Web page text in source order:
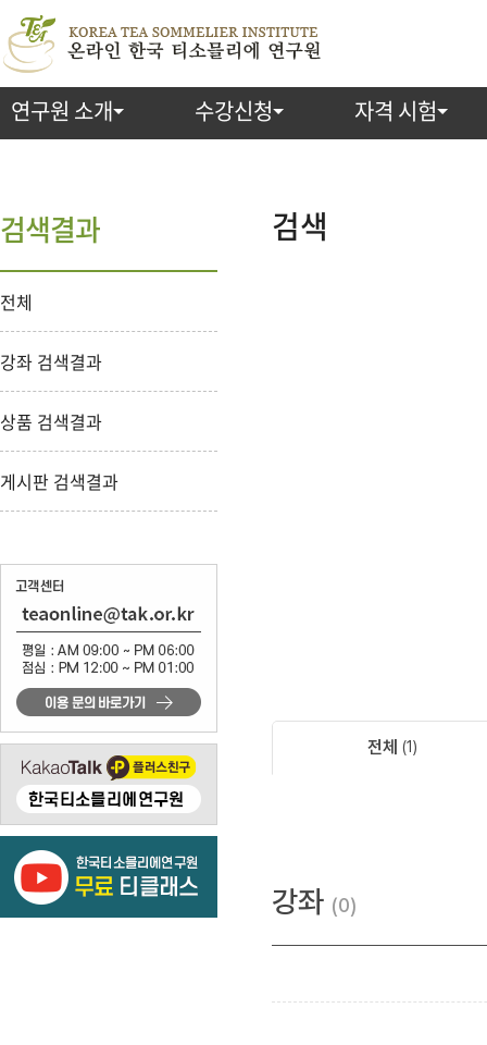
연구원 소개 수강신청 자격 시험
검색
전체 1
강좌 0
검색결과
전체
강좌 검색결과
상품 검색결과
게시판 검색결과